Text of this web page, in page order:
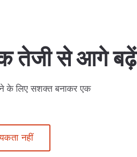
तेजी से आगे बढ़ें
के लिए सशक्त बनाकर एक
नहीं